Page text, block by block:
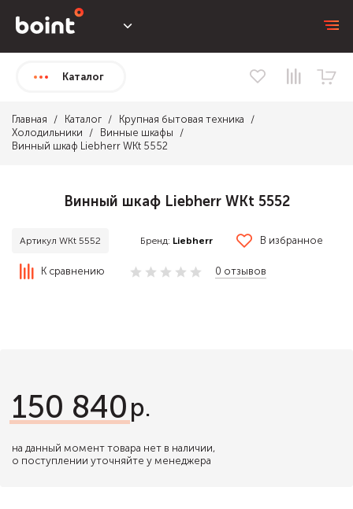
Каталог
Главная Каталог
Крупная бытовая техника
Холодильники
Винные шкафы
Винный шкаф Liebherr WKt 5552
Винный шкаф Liebherr WKt 5552
Артикул WKt 5552 Бренд: Liebherr В избранное
К сравнению 0 отзывов
150 840
на данный момент товара нет в наличии,
о поступлении уточняйте у менеджера